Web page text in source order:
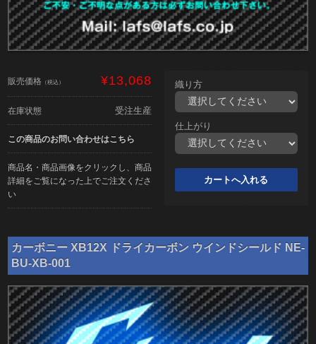
販売価格 （税込） ¥13,068
在庫状態 受注生産
この商品のお問い合わせはこちら
商品名・商品画像をクリックし、商品
詳細をご覧になった上でご注文くださ
い
織り方
仕上がり
カーボニー XB12X ドライカーボン ウインドシールド NE-
BU-XB-001